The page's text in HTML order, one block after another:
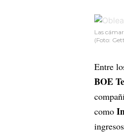
Las
(Foto:
Entre
BOE
como